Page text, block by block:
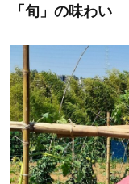
「旬」の味わい